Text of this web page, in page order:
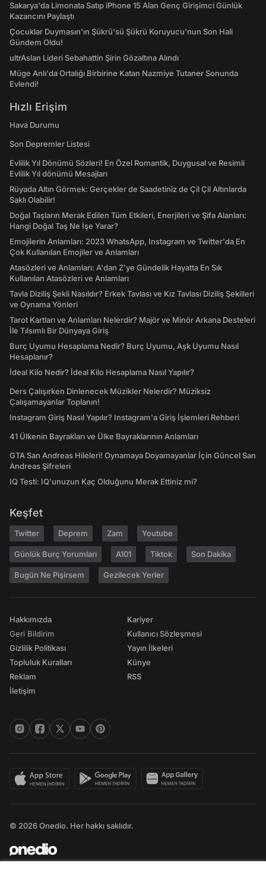
Sakarya'da Limonata Satıp iPhone 15 Alan Genç Girişimci Günlük
Kazancını Paylaştı
Çocuklar Duymasın'ın Şükrü'sü Şükrü Koruyucu'nun Son Hali
Gündem Oldu!
ultrAslan Lideri Sebahattin Şirin Gözaltına Alındı
Müge Anlı'da Ortalığı Birbirine Katan Nazmiye Tutaner Sonunda
Evlendi!
Hızlı Erişim
Hava Durumu
Son Depremler Listesi
Evlilik Yıl Dönümü Sözleri! En Özel Romantik, Duygusal ve Resimli
Evlilik Yıl dönümü Mesajları
Rüyada Altın Görmek: Gerçekler de Saadetiniz de Çil Çil Altınlarda
Saklı Olabilir!
Doğal Taşların Merak Edilen Tüm Etkileri, Enerjileri ve Şifa Alanları:
Hangi Doğal Taş Ne İşe Yarar?
Emojilerin Anlamları: 2023 WhatsApp, Instagram ve Twitter'da En
Çok Kullanılan Emojiler ve Anlamları
Atasözleri ve Anlamları: A'dan Z'ye Gündelik Hayatta En Sık
Kullanılan Atasözleri ve Anlamları
Tavla Diziliş Şekli Nasıldır? Erkek Tavlası ve Kız Tavlası Diziliş Şekilleri
ve Oynama Yönleri
Tarot Kartları ve Anlamları Nelerdir? Majör ve Minör Arkana Desteleri
İle Tılsımlı Bir Dünyaya Giriş
Burç Uyumu Hesaplama Nedir? Burç Uyumu, Aşk Uyumu Nasıl
Hesaplanır?
İdeal Kilo Nedir? İdeal Kilo Hesaplama Nasıl Yapılır?
Ders Çalışırken Dinlenecek Müzikler Nelerdir? Müziksiz
Çalışamayanlar Toplanın!
Instagram Giriş Nasıl Yapılır? Instagram'a Giriş İşlemleri Rehberi
41 Ülkenin Bayrakları ve Ülke Bayraklarının Anlamları
GTA San Andreas Hileleri! Oynamaya Doyamayanlar İçin Güncel San
Andreas Şifreleri
IQ Testi: IQ'unuzun Kaç Olduğunu Merak Ettiniz mi?
Keşfet
Twitter Deprem Zam Youtube
Günlük Burç Yorumları A101 Tiktok Son Dakika
Bugün Ne Pişirsem Gezilecek Yerler
Hakkımızda
Geri Bildirim
Gizlilik Politikası
Topluluk Kuralları
Reklam
İletişim
Kariyer
Kullanıcı Sözleşmesi
Yayın İlkeleri
Künye
RSS
© 2026 Onedio. Her hakkı saklıdır.